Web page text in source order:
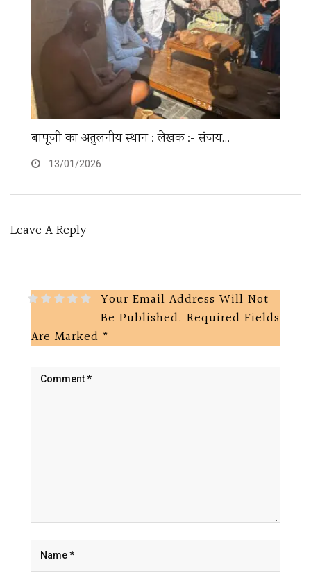
“ संविधान के मंदिर और राष्ट्र की अस्मिता…
16/12/2025
Leave A Reply
Your Email Address Will Not
Be Published. Required Fields
Are Marked *